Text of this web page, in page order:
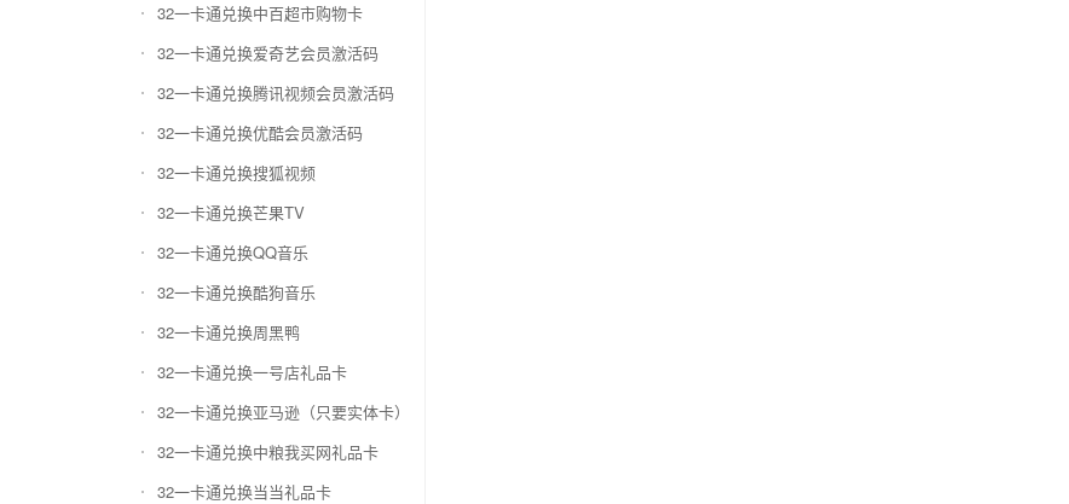
32一卡通兑换中百超市购物卡
32一卡通兑换爱奇艺会员激活码
32一卡通兑换腾讯视频会员激活码
32一卡通兑换优酷会员激活码
32一卡通兑换搜狐视频
32一卡通兑换芒果TV
32一卡通兑换QQ音乐
32一卡通兑换酷狗音乐
32一卡通兑换周黑鸭
32一卡通兑换一号店礼品卡
32一卡通兑换亚马逊（只要实体卡）
32一卡通兑换中粮我买网礼品卡
32一卡通兑换当当礼品卡